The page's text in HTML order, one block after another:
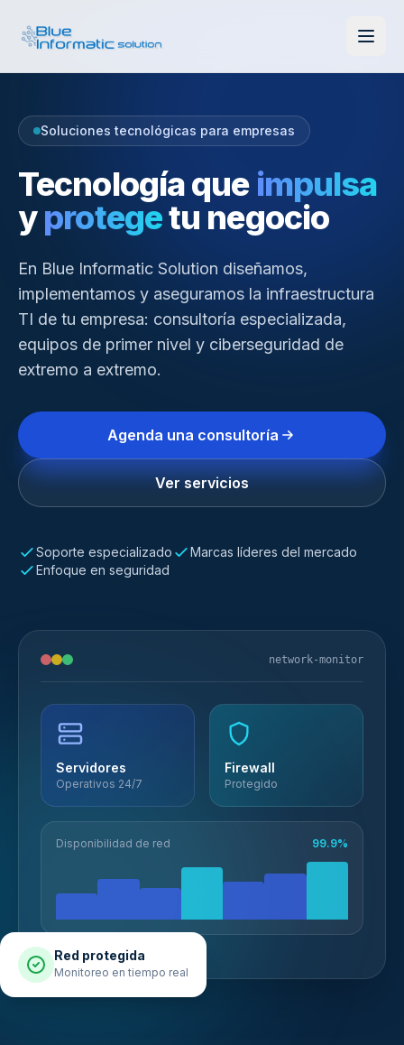
Soluciones tecnológicas para empresas
Tecnología que impulsa
yprotegetu negocio
En Blue Informatic Solution diseñamos,
implementamos y aseguramos la infraestructura
TI de tu empresa: consultoría especializada,
equipos de primer nivel y ciberseguridad de
extremo a extremo.
Agenda una consultoría
Ver servicios
Soporte especializado
Marcas líderes del mercado
Enfoque en seguridad
network-monitor
Servidores
Operativos 24/7
Firewall
Protegido
Disponibilidad de red 99.9%
Red protegida
Monitoreo en tiempo real